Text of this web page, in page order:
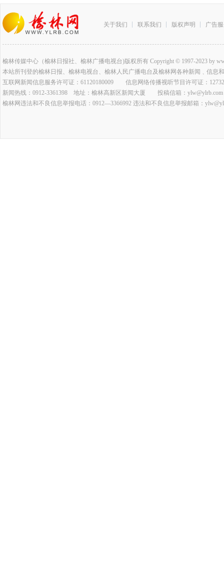
关于我们 联系我们 版权声明 广告
榆林传媒中心（榆林日报社、榆林广播电视台)版权所有 Copyright © 1997-2023 by
本站所刊登的榆林日报、榆林电视台、榆林人民广播电台及榆林网各种新闻﹑信
互联网新闻信息服务许可证：61120180009 信息网络传播视听节目许可证：
新闻热线：0912-3361398 地址：榆林高新区新闻大厦 投稿信箱：ylw@ylrb.com
榆林网违法和不良信息举报电话：0912—3366992 违法和不良信息举报邮箱：